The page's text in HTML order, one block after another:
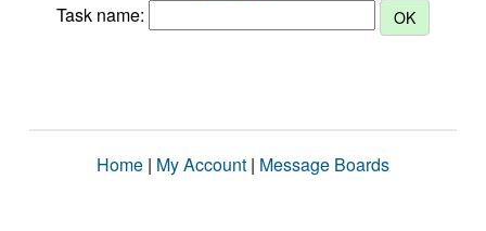
Task name:
Home | My Account | Message Boards